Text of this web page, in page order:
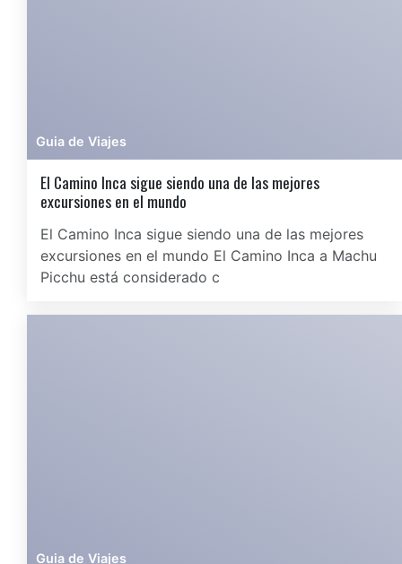
Guia de Viajes
El Camino Inca sigue siendo una de las mejores
excursiones en el mundo
El Camino Inca sigue siendo una de las mejores
excursiones en el mundo El Camino Inca a Machu
Picchu está considerado c
Guia de Viajes